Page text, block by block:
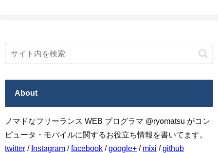
About
ノマドなフリーランス WEB プログラマ @ryomatsu がコン
ピュータ・モバイルに関するお役立ち情報を書いてます。
twitter / Instagram /facebook /google+ / mixi /github